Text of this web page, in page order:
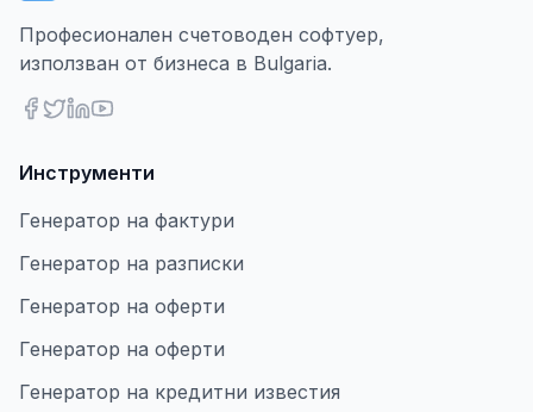
Професионален счетоводен софтуер,
използван от бизнеса в Bulgaria.
Инструменти
Генератор на фактури
Генератор на разписки
Генератор на оферти
Генератор на оферти
Генератор на кредитни известия